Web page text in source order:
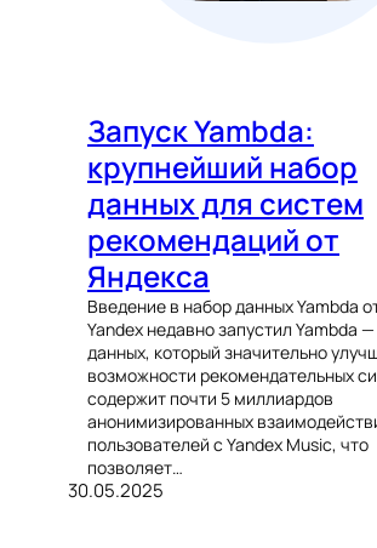
Запуск Yambda:
крупнейший набор
данных для систем
рекомендаций от
Яндекса
Введение в набор данных Yambda
Yandex недавно запустил Yambda
данных, который значительно
возможности рекомендательных
содержит почти 5 миллиардов
анонимизированных
пользователей с Yandex Music, что
позволяет…
30.05.2025